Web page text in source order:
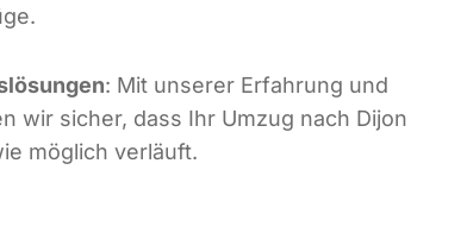
: Mit unserer Erfahrung und
wir sicher, dass Ihr Umzug nach Dijon
möglich verläuft.